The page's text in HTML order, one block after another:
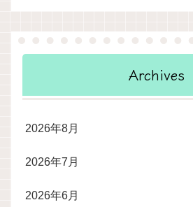
Archives
2026年8月
2026年7月
2026年6月